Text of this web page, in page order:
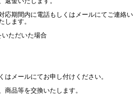
応期間内に電話もしくはメールにてご連絡い
します。
ただいた場合
はメールにてお申し付けください。
商品等を交換いたします。